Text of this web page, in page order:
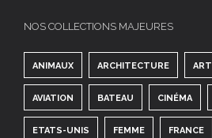
NOS COLLECTIONS MAJEURES
ANIMAUX ARCHITECTURE ART
AVIATION BATEAU CINÉMA
ETATS-UNIS FEMME FRANCE